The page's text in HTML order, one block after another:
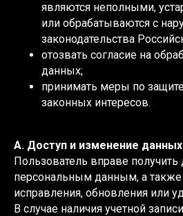
являются неполными,
или обрабатываются с
законодательства
отозвать согласие на
данных;
принимать меры по
законных интересов.
A. Доступ и изменение
Пользователь вправе получить
персональным данным, а также
исправления, обновления или
В случае наличия учетной